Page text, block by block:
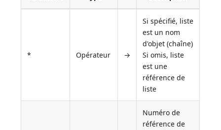
* Opérateur →
Si spécifié, liste
est un nom
d'objet (chaîne)
Si omis, liste
est une
référence de
liste
Numéro de
référence de